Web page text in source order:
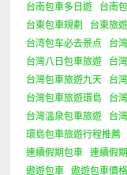
台南包車多日遊
台南
台東包車規劃
台東旅
台湾包车必去景点
台
台灣八日包車旅遊
台
台灣包車旅遊九天
台
台灣包車旅遊環島
台
台灣溫泉包車旅遊
台
環島包車旅遊行程推薦
連續假期包車
連續假
遨遊包車
遨遊包車價格